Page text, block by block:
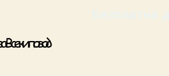
Всеки повод